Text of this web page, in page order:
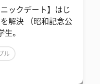
ックデート】はじ
解決 （昭和記念公
生。
ル